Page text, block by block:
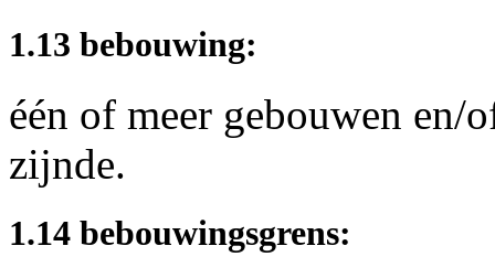
1.13 bebouwing:
één of meer gebouwen en/
zijnde.
1.14 bebouwingsgrens: